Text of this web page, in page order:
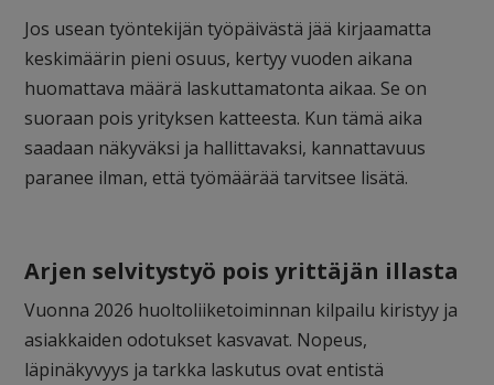
Jos usean työntekijän työpäivästä jää kirjaamatta
keskimäärin pieni osuus, kertyy vuoden aikana
huomattava määrä laskuttamatonta aikaa. Se on
suoraan pois yrityksen katteesta. Kun tämä aika
saadaan näkyväksi ja hallittavaksi, kannattavuus
paranee ilman, että työmäärää tarvitsee lisätä.
Arjen selvitystyö pois yrittäjän illasta
Vuonna 2026 huoltoliiketoiminnan kilpailu kiristyy ja
asiakkaiden odotukset kasvavat. Nopeus,
läpinäkyvyys ja tarkka laskutus ovat entistä